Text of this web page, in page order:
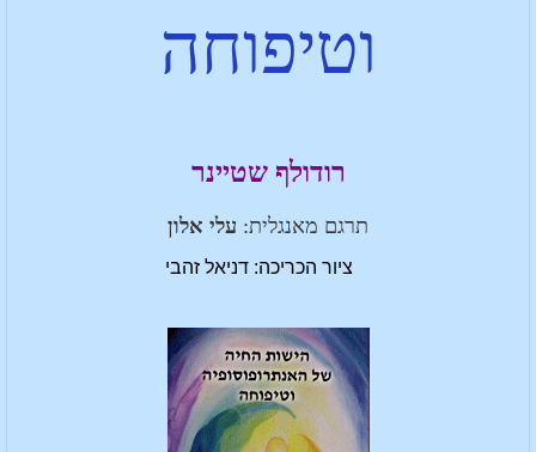
וטיפוחה
רודולף שטיינר
תרגם מאנגלית: עלי אלון
ציור הכריכה: דניאל זהבי